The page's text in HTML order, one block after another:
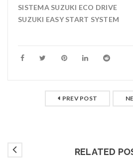
SISTEMA SUZUKI ECO DRIVE
SUZUKI EASY START SYSTEM
PREV POST
RELATED